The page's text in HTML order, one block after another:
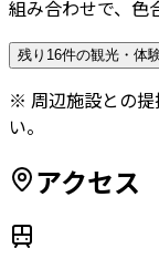
組み合わせで、色
残り16件の観光・体
※ 周辺施設との提
い。
アクセス